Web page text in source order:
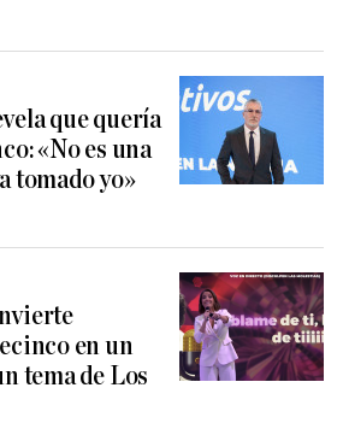
que quería
«No es una
tomado yo»
en un
tema de Los